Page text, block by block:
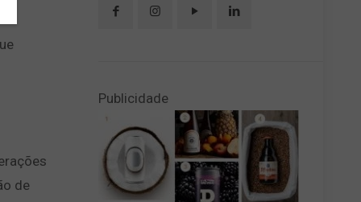
de
Publicidade